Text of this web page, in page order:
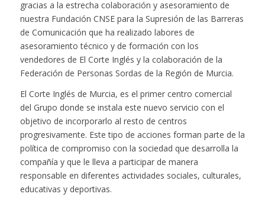
gracias a la estrecha colaboración y asesoramiento de
nuestra Fundación CNSE para la Supresión de las Barreras
de Comunicación que ha realizado labores de
asesoramiento técnico y de formación con los
vendedores de El Corte Inglés y la colaboración de la
Federación de Personas Sordas de la Región de Murcia.
El Corte Inglés de Murcia, es el primer centro comercial
del Grupo donde se instala este nuevo servicio con el
objetivo de incorporarlo al resto de centros
progresivamente. Este tipo de acciones forman parte de la
política de compromiso con la sociedad que desarrolla la
compañía y que le lleva a participar de manera
responsable en diferentes actividades sociales, culturales,
educativas y deportivas.